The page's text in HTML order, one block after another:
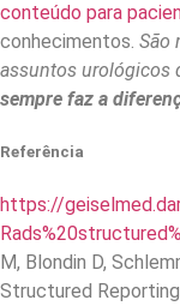
conteúdo para
conhecimentos. São
assuntos urológicos
sempre faz a
Referência
https://
M, Blondin D,
Structured